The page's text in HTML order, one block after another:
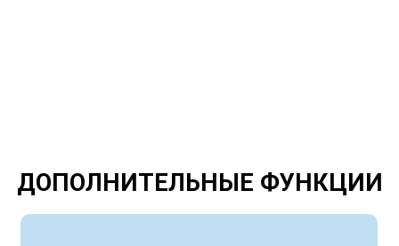
ДОПОЛНИТЕЛЬНЫЕ ФУНКЦИИ